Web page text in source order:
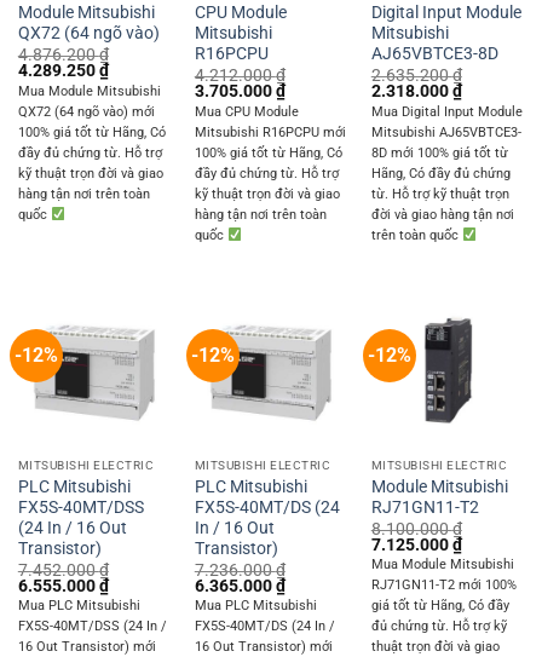
Module Mitsubishi
QX72 (64 ngõ vào)
4.876.200₫
Original
price
was:
4.876.200 ₫.
4.289.250₫Current
price
is:
4.289.250 ₫.
Mua Module Mitsubishi
QX72 (64 ngõ vào) mới
100% giá tốt từ Hãng, Có
đầy đủ chứng từ. Hỗ trợ
kỹ thuật trọn đời và giao
hàng tận nơi trên toàn
quốc
CPU Module
Mitsubishi
R16PCPU
4.212.000₫
Original
price
was:
4.212.000 ₫.
3.705.000₫Current
price
is:
3.705.000 ₫.
Mua CPU Module
Mitsubishi R16PCPU mới
100% giá tốt từ Hãng, Có
đầy đủ chứng từ. Hỗ trợ
kỹ thuật trọn đời và giao
hàng tận nơi trên toàn
quốc
Digital Input Module
Mitsubishi
AJ65VBTCE3-8D
2.635.200₫
Original
price
was:
2.635.200 ₫.
2.318.000₫Current
price
is:
2.318.000
Mua Digital Input Module
Mitsubishi AJ65VBTCE3-
8D mới 100% giá tốt từ
Hãng, Có đầy đủ chứng
từ. Hỗ trợ kỹ thuật trọn
đời và giao hàng tận nơi
trên toàn quốc
-12%
MITSUBISHI ELECTRIC
PLC Mitsubishi
FX5S-40MT/DSS
(24 In / 16 Out
Transistor)
7.452.000₫
Original
price
was:
7.452.000 ₫.
6.555.000₫Current
price
is:
6.555.000 ₫.
Mua PLC Mitsubishi
FX5S-40MT/DSS (24 In /
16 Out Transistor) mới
-12%
MITSUBISHI ELECTRIC
PLC Mitsubishi
FX5S-40MT/DS (24
In / 16 Out
Transistor)
7.236.000₫
Original
price
was:
7.236.000 ₫.
6.365.000₫Current
price
is:
6.365.000 ₫.
Mua PLC Mitsubishi
FX5S-40MT/DS (24 In /
16 Out Transistor) mới
-12%
MITSUBISHI ELECTRIC
Module Mitsubishi
RJ71GN11-T2
8.100.000₫
Original
price
was:
8.100.000 ₫.
7.125.000₫Current
price
is:
7.125.000
Mua Module Mitsubishi
RJ71GN11-T2 mới 100%
giá tốt từ Hãng, Có đầy
đủ chứng từ. Hỗ trợ kỹ
thuật trọn đời và giao